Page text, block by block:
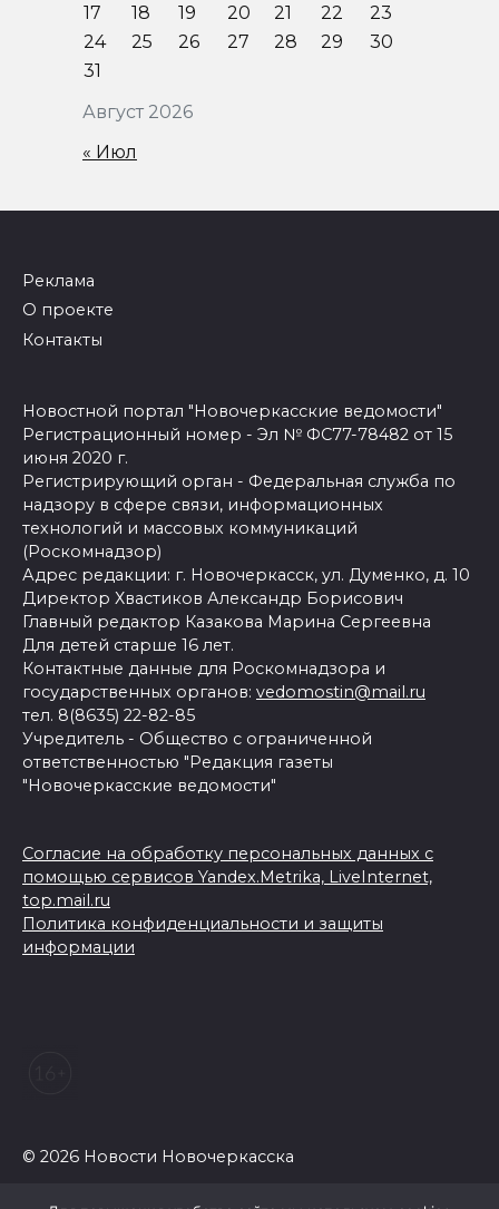
Август 2026
17
18 19 20 21 22
23
24
25 26 27 28 29
30
31
« Июл
Реклама
О проекте
Контакты
Новостной портал "Новочеркасские ведомости"
Регистрационный номер - Эл № ФС77-78482 от 15
июня 2020 г.
Регистрирующий орган - Федеральная служба по
надзору в сфере связи, информационных
технологий и массовых коммуникаций
(Роскомнадзор)
Адрес редакции: г. Новочеркасск, ул. Думенко, д. 10
Директор Хвастиков Александр Борисович
Главный редактор Казакова Марина Сергеевна
Для детей старше 16 лет.
Контактные данные для Роскомнадзора и
государственных органов: vedomostin@mail.ru
тел. 8(8635) 22-82-85
Учредитель - Общество с ограниченной
ответственностью "Редакция газеты
"Новочеркасские ведомости"
Согласие на обработку персональных данных с
помощью сервисов Yandex.Metrika, LiveInternet,
top.mail.ru
Политика конфиденциальности и защиты
информации
© 2026 Новости Новочеркасска